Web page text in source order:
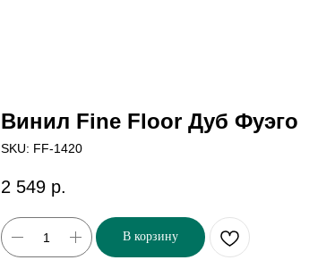
Винил Fine Floor Дуб Фуэго
SKU: FF-1420
2 549 р.
В корзину